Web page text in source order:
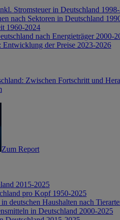
Stromsteuer in Deutschland
nach Sektoren in Deutschland
1960-2024
nach Energieträger 2000-
Entwicklung der Preise 2023-2026
Zwischen Fortschritt und
Zum Report
2015-2025
pro Kopf 1950-2025
deutschen Haushalten nach
in Deutschland 2000-2025